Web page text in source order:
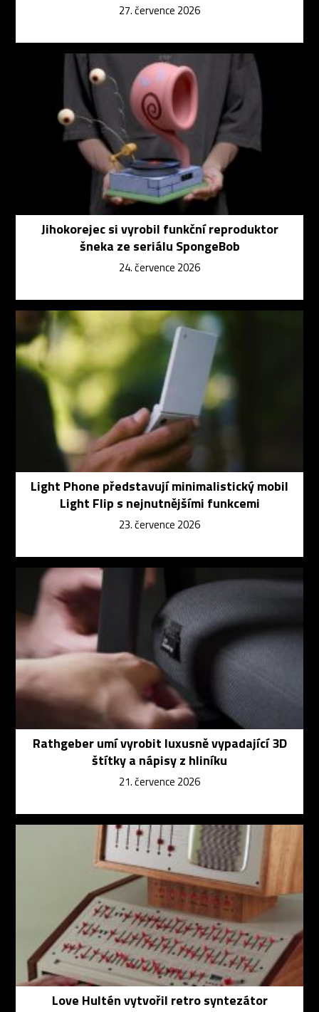
27. července 2026
Jihokorejec si vyrobil funkční reproduktor
šneka ze seriálu SpongeBob
24. července 2026
Light Phone představují minimalistický mobil
Light Flip s nejnutnějšími funkcemi
23. července 2026
Rathgeber umí vyrobit luxusně vypadající 3D
štítky a nápisy z hliníku
21. července 2026
Love Hultén vytvořil retro syntezátor